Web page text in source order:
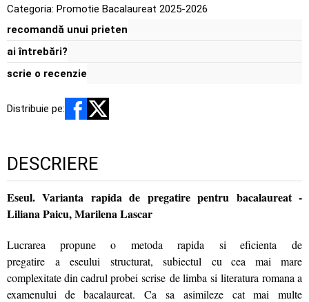
Categoria: Promotie Bacalaureat 2025-2026
recomandă unui prieten
ai întrebări?
scrie o recenzie
Distribuie pe:
DESCRIERE
Eseul. Varianta rapida de pregatire pentru bacalaureat -
Liliana Paicu, Marilena Lascar
Lucrarea propune o metoda rapida si eficienta de
pregatire a eseului structurat, subiectul cu cea mai mare
complexitate din cadrul probei scrise de limba si literatura romana a
examenului de bacalaureat. Ca sa asimileze cat mai multe